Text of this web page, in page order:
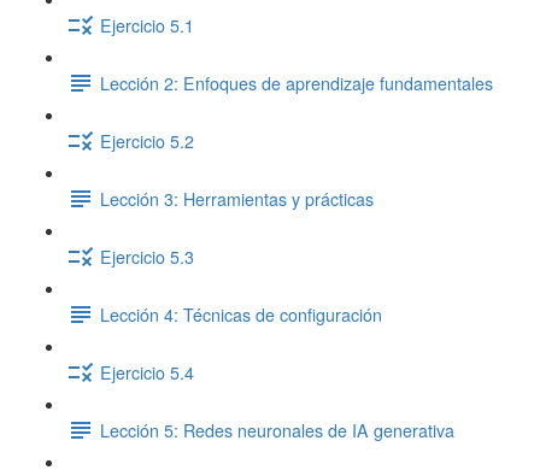
Ejercicio 5.1
Lección 2: Enfoques de aprendizaje fundamentales
Ejercicio 5.2
Lección 3: Herramientas y prácticas
Ejercicio 5.3
Lección 4: Técnicas de configuración
Ejercicio 5.4
Lección 5: Redes neuronales de IA generativa